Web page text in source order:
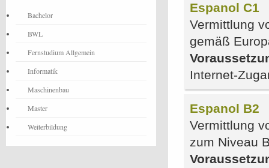
Espanol C1
Vermittlung
gemäß
Internet-
Espanol B2
Vermittlung
zum Niveau
Bachelor
BWL
Fernstudium Allgemein
Informatik
Maschinenbau
Master
Weiterbildung